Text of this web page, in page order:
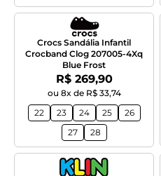
Crocs Sandália Infantil
Crocband Clog 207005-4Xq
Blue Frost
Por:
R$ 269,90
ou 8x de R$ 33,74
22
23 24 25
26
27
28